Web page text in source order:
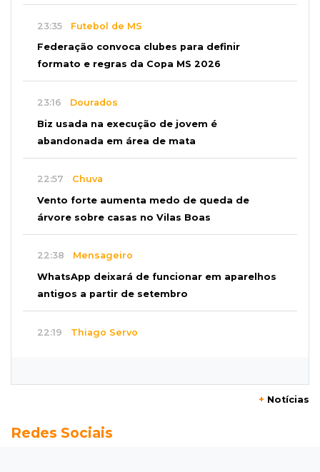
23:35 Futebol de MS
Federação convoca clubes para definir
formato e regras da Copa MS 2026
23:16 Dourados
Biz usada na execução de jovem é
abandonada em área de mata
22:57 Chuva
Vento forte aumenta medo de queda de
árvore sobre casas no Vilas Boas
22:38 Mensageiro
WhatsApp deixará de funcionar em aparelhos
antigos a partir de setembro
22:19 Thiago Servo
Semana vai começar com 909 novas
+ Notícias
Redes Sociais